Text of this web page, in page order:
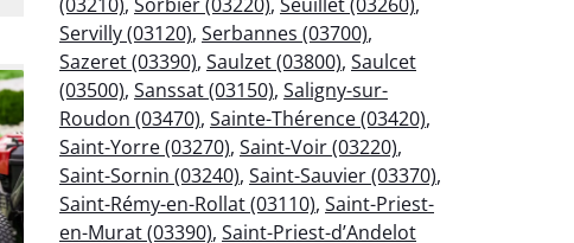
Servilly (03120), Serbannes (03700),
Sazeret (03390), Saulzet (03800), Saulcet
(03500), Sanssat (03150), Saligny-sur-
Roudon (03470), Sainte-Thérence (03420),
Saint-Yorre (03270), Saint-Voir (03220),
Saint-Sornin (03240), Saint-Sauvier (03370),
Saint-Rémy-en-Rollat (03110), Saint-Priest-
en-Murat (03390), Saint-Priest-d’Andelot